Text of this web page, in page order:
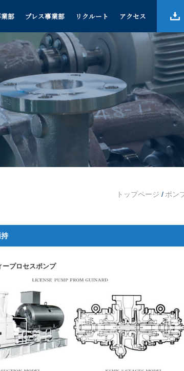
部 プレス事業部 リクルート アクセス
トップページ / ポン
プロセスポンプ